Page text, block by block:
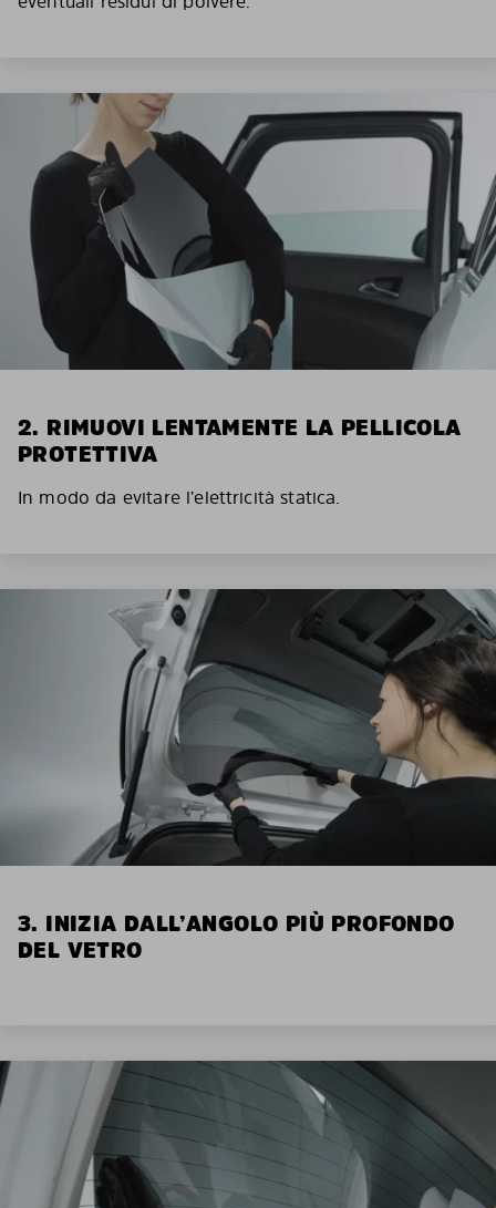
2. RIMUOVI LENTAMENTE LA PELLICOLA
PROTETTIVA
In modo da evitare l’elettricità statica.
3. INIZIA DALL’ANGOLO PIÙ PROFONDO
DEL VETRO